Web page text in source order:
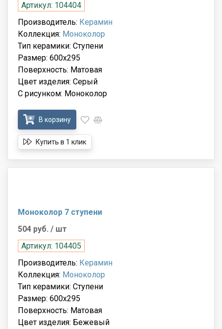
Артикул: 104404
Производитель: Керамин
Коллекция: Моноколор
Тип керамики: Ступени
Размер: 600x295
Поверхность: Матовая
Цвет изделия: Серый
С рисунком: Моноколор
В корзину
Купить в 1 клик
Моноколор 7 ступени
504 руб. / шт
Артикул: 104405
Производитель: Керамин
Коллекция: Моноколор
Тип керамики: Ступени
Размер: 600x295
Поверхность: Матовая
Цвет изделия: Бежевый